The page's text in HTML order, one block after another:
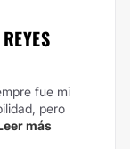
fue mi
pero
más